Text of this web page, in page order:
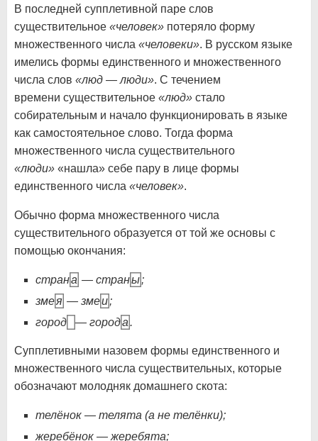
В последней супплетивной паре слов
существительное «человек» потеряло форму
множественного числа «человеки». В русском языке
имелись формы единственного и множественного
числа слов «люд — люди». С течением
времени существительное «люд» стало
собирательным и начало функционировать в языке
как самостоятельное слово. Тогда форма
множественного числа существительного
«люди» «нашла» себе пару в лице формы
единственного числа «человек».
Обычно форма множественного числа
существительного образуется от той же основы с
помощью окончания:
страна — страны;
змея — змеи;
город
— города.
Супплетивными назовем формы единственного и
множественного числа существительных, которые
обозначают молодняк домашнего скота:
телёнок — телята (а не телёнки);
жеребёнок — жеребята;